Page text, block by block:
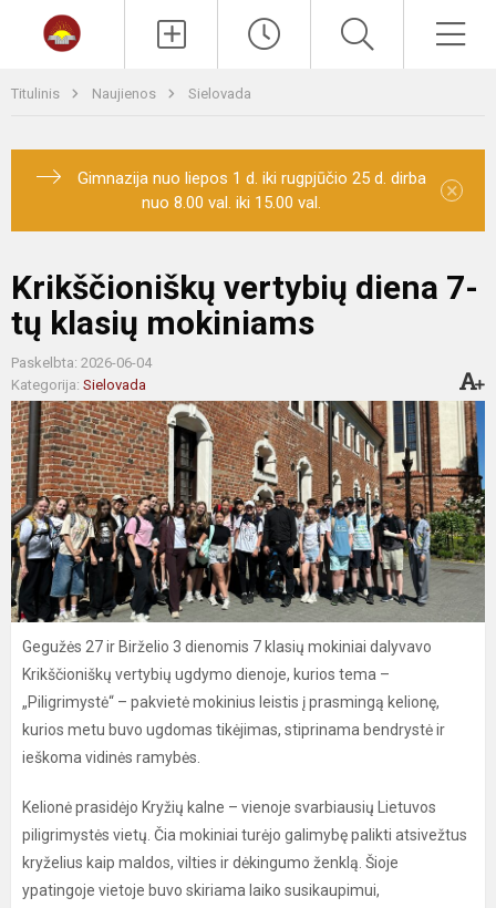
Titulinis Naujienos Sielovada
Gimnazija nuo liepos 1 d. iki rugpjūčio 25 d. dirba
nuo 8.00 val. iki 15.00 val.
×
Krikščioniškų vertybių diena 7-
tų klasių mokiniams
Paskelbta: 2026-06-04
Kategorija: Sielovada
Gegužės 27 ir Birželio 3 dienomis 7 klasių mokiniai dalyvavo
Krikščioniškų vertybių ugdymo dienoje, kurios tema –
„Piligrimystė“ – pakvietė mokinius leistis į prasmingą kelionę,
kurios metu buvo ugdomas tikėjimas, stiprinama bendrystė ir
ieškoma vidinės ramybės.
Kelionė prasidėjo Kryžių kalne – vienoje svarbiausių Lietuvos
piligrimystės vietų. Čia mokiniai turėjo galimybę palikti atsivežtus
kryželius kaip maldos, vilties ir dėkingumo ženklą. Šioje
ypatingoje vietoje buvo skiriama laiko susikaupimui,